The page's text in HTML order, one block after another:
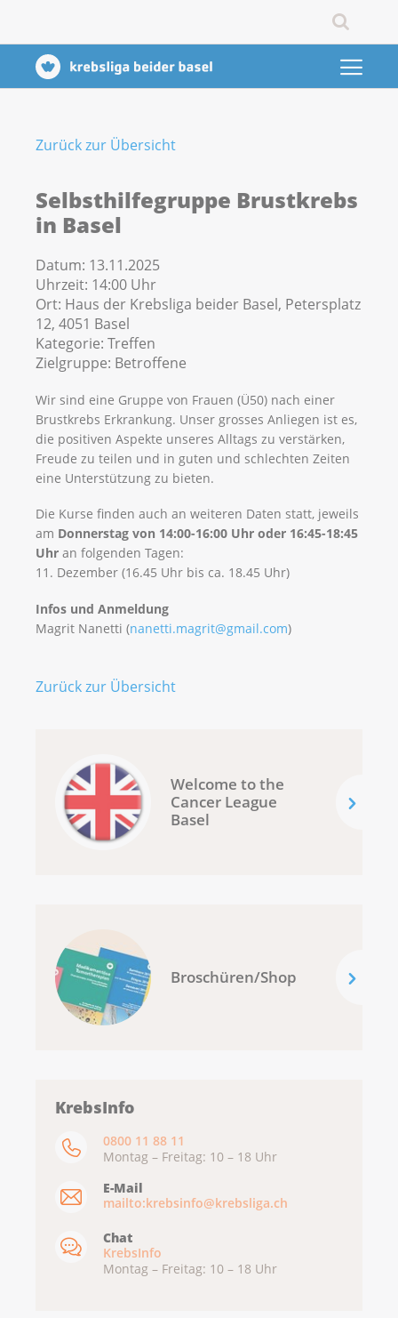
Zurück zur Übersicht
Selbsthilfegruppe Brustkrebs
in Basel
Datum: 13.11.2025
Uhrzeit: 14:00 Uhr
Ort: Haus der Krebsliga beider Basel, Petersplatz
12, 4051 Basel
Kategorie: Treffen
Zielgruppe: Betroffene
Wir sind eine Gruppe von Frauen (Ü50) nach einer
Brustkrebs Erkrankung. Unser grosses Anliegen ist es,
die positiven Aspekte unseres Alltags zu verstärken,
Freude zu teilen und in guten und schlechten Zeiten
eine Unterstützung zu bieten.
Die Kurse finden auch an weiteren Daten statt, jeweils
am Donnerstag von 14:00-16:00 Uhr oder 16:45-18:45
Uhr an folgenden Tagen:
11. Dezember (16.45 Uhr bis ca. 18.45 Uhr)
Infos und Anmeldung
Magrit Nanetti (nanetti.magrit@gmail.com)
Zurück zur Übersicht
Welcome to the
Cancer League
Basel
Broschüren/Shop
KrebsInfo
0800 11 88 11
Montag – Freitag: 10 – 18 Uhr
E-Mail
mailto:krebsinfo@krebsliga.ch
Chat
KrebsInfo
Montag – Freitag: 10 – 18 Uhr